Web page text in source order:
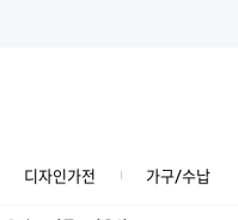
디자인가전 가구/수납